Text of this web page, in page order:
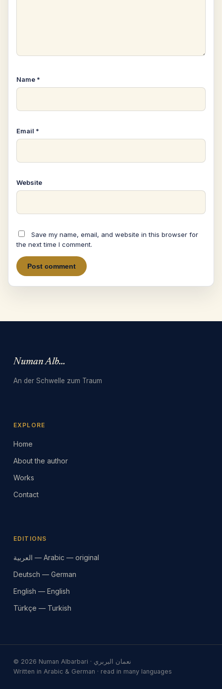
Name *
Email *
Website
Save my name, email, and website in this browser for
the next time I comment.
Numan Albarbari
An der Schwelle zum Traum
EXPLORE
Home
About the author
Works
Contact
EDITIONS
العربية — Arabic — original
Deutsch — German
English — English
Türkçe — Turkish
© 2026 Numan Albarbari · نعمان البربري
Written in Arabic & German · read in many languages